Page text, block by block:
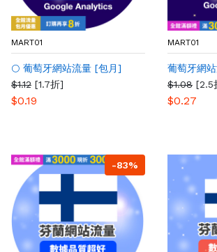
MART01
🌕 葡萄牙網站流量 [包月]
$1.12 [1.7折]
$0.19
MART01
葡萄牙網
$1.08 [2.5
$0.27
-83%